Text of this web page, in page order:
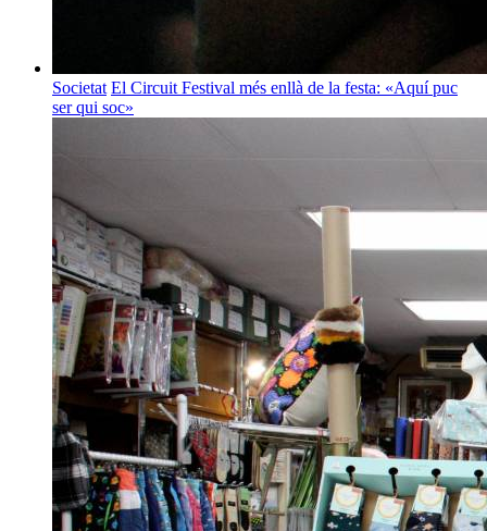
Societat El Circuit Festival més enllà de la festa: «Aquí puc
ser qui soc»